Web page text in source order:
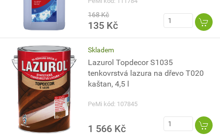
168 Kč
135 Kč
Skladem
Lazurol Topdecor S1035
tenkovrstvá lazura na dřevo T020
kaštan, 4,5 l
PeMi kód: 107845
1 566 Kč